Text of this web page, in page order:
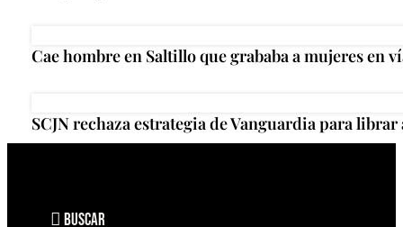
Cae hombre en Saltillo que grababa a mujeres en
SCJN rechaza estrategia de Vanguardia para librar
Buscar